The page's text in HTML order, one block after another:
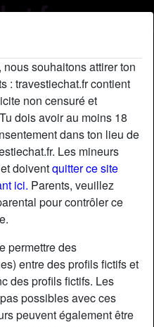
souhaitons attirer ton
: travestiechat.fr contient
non censuré et
dois avoir au moins 18
dans ton lieu de
Les mineurs
doiventquitter ce site
ici. Parents, veuillez
pour contrôler ce
permettre des
entre des profils fictifs et
des profils fictifs. Les
possibles avec ces
peuvent également être
chatDiscuter !